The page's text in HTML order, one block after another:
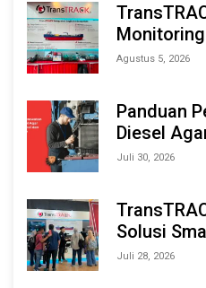
Berbasis
Agustus 5, 2026
Panduan
Diesel
Tahan
Juli 30, 2026
Solusi
Monitoring
Juli 28, 2026